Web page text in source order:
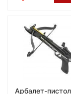
Арбалет-